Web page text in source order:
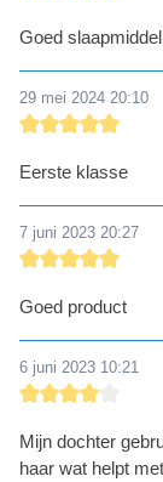
Goed
29 mei 2024 20:10
Eerste klasse
7 juni 2023 20:27
Goed product
6 juni 2023 10:21
Mijn dochter
haar wat helpt